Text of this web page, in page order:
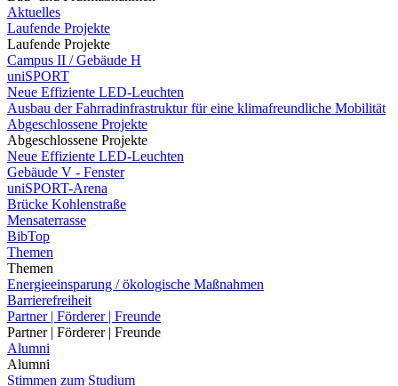
Aktuelles
Laufende Projekte
Laufende Projekte
Campus II / Gebäude H
uniSPORT
Neue Effiziente LED-Leuchten
Ausbau der Fahrradinfrastruktur für eine klimafreundliche Mobilität
Abgeschlossene Projekte
Abgeschlossene Projekte
Neue Effiziente LED-Leuchten
Gebäude V - Fenster
uniSPORT-Arena
Brücke Kohlenstraße
Mensaterrasse
BibTop
Themen
Themen
Energieeinsparung / ökologische Maßnahmen
Barrierefreiheit
Partner | Förderer | Freunde
Partner | Förderer | Freunde
Alumni
Alumni
Stimmen zum Studium